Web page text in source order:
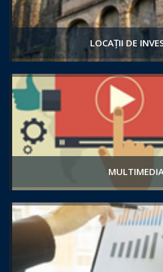
LOCAȚII DE